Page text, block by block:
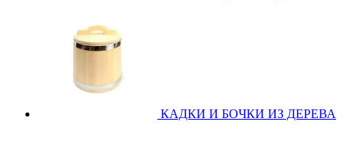
КАДКИ И БОЧКИ ИЗ ДЕРЕВА